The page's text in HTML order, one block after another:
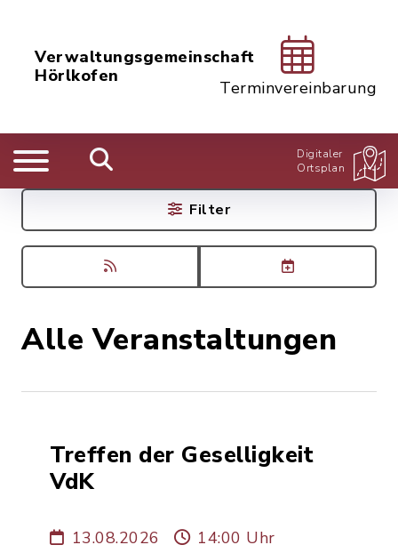
Verwaltungsgemeinschaft
Hörlkofen
Terminvereinbarung
Digitaler
Ortsplan
Alle Veranstaltungen
Treffen der Geselligkeit
VdK
13.08.2026
14:00 Uhr
Filter